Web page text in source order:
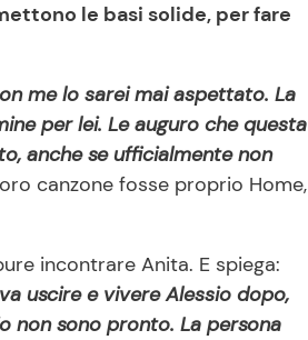
le basi solide, per fare
me lo sarei mai aspettato. La
per lei. Le auguro che questa
anche se ufficialmente non
canzone fosse proprio Home,
incontrare Anita. E spiega:
uscire e vivere Alessio dopo,
non sono pronto. La persona